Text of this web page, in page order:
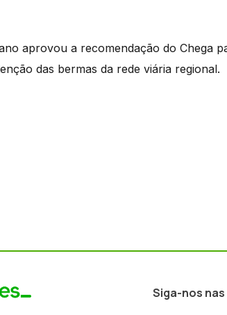
aprovou a recomendação do Chega
das bermas da rede viária regional.
Siga-nos